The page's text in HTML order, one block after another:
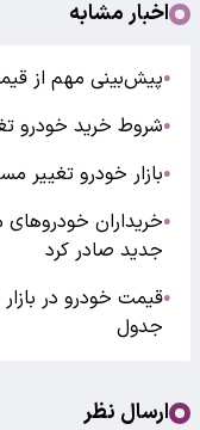
اخبار مشابه
●پیش‌بینی مهم از قیمت
●شروط خرید خودرو
●بازار خودرو تغییر
●خریداران خودرو‌های
جدید صادر کرد
●
جدول
ارسال نظر